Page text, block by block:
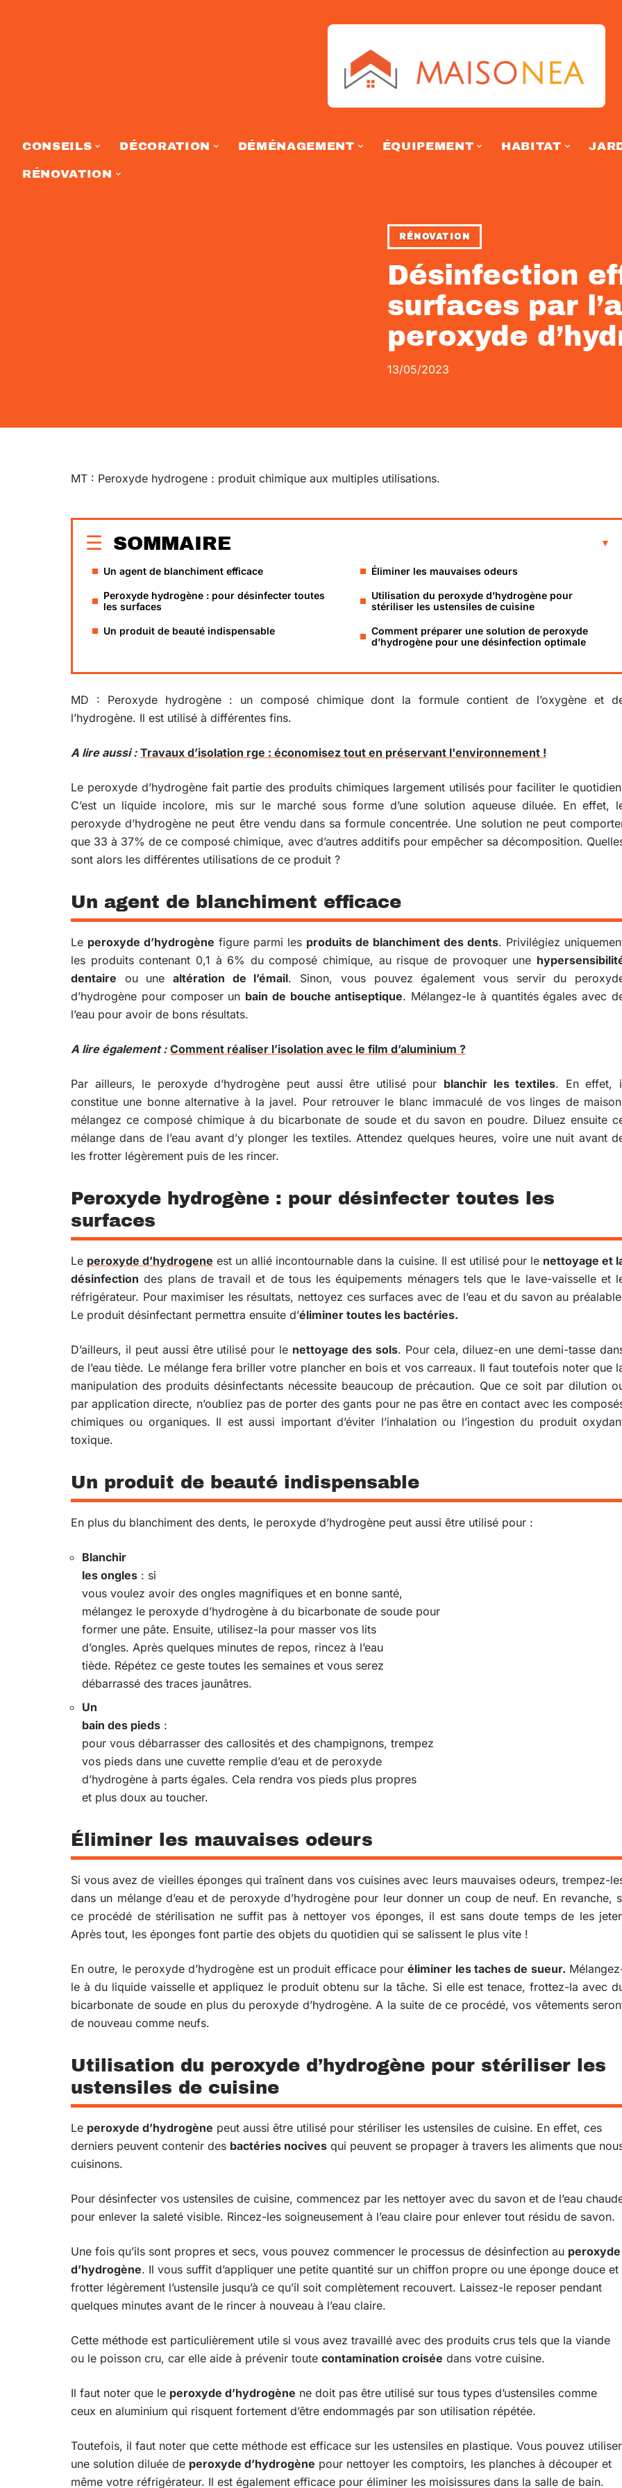
CONSEILS DÉCORATION DÉMÉNAGEMENT ÉQUIPEMENT HABITAT
RÉNOVATION
RÉNOVATION
Désinfection
surfaces par
peroxyde
13/05/2023
MT : Peroxyde hydrogene : produit chimique aux multiples utilisations.
SOMMAIRE
Un agent de blanchiment efficace
Peroxyde hydrogène : pour désinfecter toutes
les surfaces
Un produit de beauté indispensable
Éliminer les mauvaises odeurs
Utilisation du peroxyde d’hydrogène pour
stériliser les ustensiles de cuisine
Comment préparer une solution de peroxyde
d’hydrogène pour une désinfection optimale
MD : Peroxyde hydrogène : un composé chimique dont la formule contient de l’oxygène et
l’hydrogène. Il est utilisé à différentes fins.
A lire aussi : Travaux d’isolation rge : économisez tout en préservant l'environnement !
Le peroxyde d’hydrogène fait partie des produits chimiques largement utilisés pour faciliter le
C’est un liquide incolore, mis sur le marché sous forme d’une solution aqueuse diluée. En effet,
peroxyde d’hydrogène ne peut être vendu dans sa formule concentrée. Une solution ne peut
que 33 à 37% de ce composé chimique, avec d’autres additifs pour empêcher sa décomposition.
sont alors les différentes utilisations de ce produit ?
Un agent de blanchiment efficace
Le peroxyde d’hydrogène figure parmi les produits de blanchiment des dents. Privilégiez
les produits contenant 0,1 à 6% du composé chimique, au risque de provoquer une
dentaire ou unealtération de l’émail. Sinon, vous pouvez également vous servir du
d’hydrogène pour composer un bain de bouche antiseptique. Mélangez-le à quantités égales avec
l’eau pour avoir de bons résultats.
A lire également : Comment réaliser l’isolation avec le film d’aluminium ?
Par ailleurs, le peroxyde d’hydrogène peut aussi être utilisé pour blanchir les textiles. En effet,
constitue une bonne alternative à la javel. Pour retrouver le blanc immaculé de vos linges de
mélangez ce composé chimique à du bicarbonate de soude et du savon en poudre. Diluez ensuite
mélange dans de l’eau avant d’y plonger les textiles. Attendez quelques heures, voire une nuit avant
les frotter légèrement puis de les rincer.
Peroxyde hydrogène : pour désinfecter toutes les
surfaces
Le peroxyde d’hydrogene est un allié incontournable dans la cuisine. Il est utilisé pour le nettoyage et
désinfection des plans de travail et de tous les équipements ménagers tels que le lave-vaisselle et
réfrigérateur. Pour maximiser les résultats, nettoyez ces surfaces avec de l’eau et du savon au
Le produit désinfectant permettra ensuite d’éliminer toutes les bactéries.
D’ailleurs, il peut aussi être utilisé pour le nettoyage des sols. Pour cela, diluez-en une demi-tasse
de l’eau tiède. Le mélange fera briller votre plancher en bois et vos carreaux. Il faut toutefois noter que
manipulation des produits désinfectants nécessite beaucoup de précaution. Que ce soit par dilution
par application directe, n’oubliez pas de porter des gants pour ne pas être en contact avec les
chimiques ou organiques. Il est aussi important d’éviter l’inhalation ou l’ingestion du produit
toxique.
Un produit de beauté indispensable
En plus du blanchiment des dents, le peroxyde d’hydrogène peut aussi être utilisé pour :
Blanchir
les ongles : si
vous voulez avoir des ongles magnifiques et en bonne santé,
mélangez le peroxyde d’hydrogène à du bicarbonate de soude pour
former une pâte. Ensuite, utilisez-la pour masser vos lits
d’ongles. Après quelques minutes de repos, rincez à l’eau
tiède. Répétez ce geste toutes les semaines et vous serez
débarrassé des traces jaunâtres.
Un
bain des pieds :
pour vous débarrasser des callosités et des champignons, trempez
vos pieds dans une cuvette remplie d’eau et de peroxyde
d’hydrogène à parts égales. Cela rendra vos pieds plus propres
et plus doux au toucher.
Éliminer les mauvaises odeurs
Si vous avez de vieilles éponges qui traînent dans vos cuisines avec leurs mauvaises odeurs, trempez-
dans un mélange d’eau et de peroxyde d’hydrogène pour leur donner un coup de neuf. En revanche,
ce procédé de stérilisation ne suffit pas à nettoyer vos éponges, il est sans doute temps de les
Après tout, les éponges font partie des objets du quotidien qui se salissent le plus vite !
En outre, le peroxyde d’hydrogène est un produit efficace pouréliminer les taches de sueur.
le à du liquide vaisselle et appliquez le produit obtenu sur la tâche. Si elle est tenace, frottez-la avec
bicarbonate de soude en plus du peroxyde d’hydrogène. A la suite de ce procédé, vos vêtements
de nouveau comme neufs.
Utilisation du peroxyde d’hydrogène pour stériliser les
ustensiles de cuisine
Le peroxyde d’hydrogène peut aussi être utilisé pour stériliser les ustensiles de cuisine. En effet, ces
derniers peuvent contenir des bactéries nocives qui peuvent se propager à travers les aliments que
cuisinons.
Pour désinfecter vos ustensiles de cuisine, commencez par les nettoyer avec du savon et de l’eau
pour enlever la saleté visible. Rincez-les soigneusement à l’eau claire pour enlever tout résidu de savon.
Une fois qu’ils sont propres et secs, vous pouvez commencer le processus de désinfection au peroxyde
d’hydrogène. Il vous suffit d’appliquer une petite quantité sur un chiffon propre ou une éponge douce et
frotter légèrement l’ustensile jusqu’à ce qu’il soit complètement recouvert. Laissez-le reposer pendant
quelques minutes avant de le rincer à nouveau à l’eau claire.
Cette méthode est particulièrement utile si vous avez travaillé avec des produits crus tels que la viande
ou le poisson cru, car elle aide à prévenir toute contamination croisée dans votre cuisine.
Il faut noter que le peroxyde d’hydrogène ne doit pas être utilisé sur tous types d’ustensiles comme
ceux en aluminium qui risquent fortement d’être endommagés par son utilisation répétée.
Toutefois, il faut noter que cette méthode est efficace sur les ustensiles en plastique. Vous pouvez utiliser
une solution diluée de peroxyde d’hydrogène pour nettoyer les comptoirs, les planches à découper et
même votre réfrigérateur. Il est également efficace pour éliminer les moisissures dans la salle de bain.